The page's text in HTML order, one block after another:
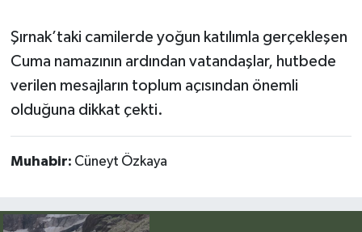
Şırnak’taki camilerde yoğun katılımla gerçekleşen
Cuma namazının ardından vatandaşlar, hutbede
verilen mesajların toplum açısından önemli
olduğuna dikkat çekti.
Muhabir: Cüneyt Özkaya